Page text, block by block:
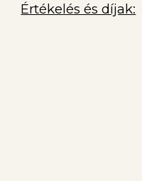
Értékelés és díjak: